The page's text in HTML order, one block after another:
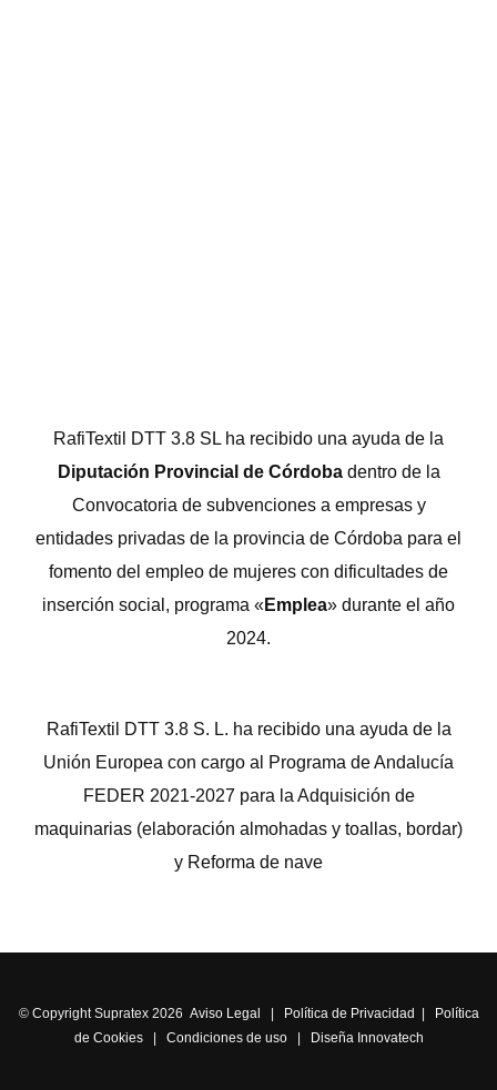
RafiTextil DTT 3.8 SL ha recibido una ayuda de la
Diputación Provincial de Córdobadentro de la
Convocatoria de subvenciones a empresas y
entidades privadas de la provincia de Córdoba para el
fomento del empleo de mujeres con dificultades de
inserción social, programa «Emplea» durante el año
2024.
RafiTextil DTT 3.8 S. L. ha recibido una ayuda de la
Unión Europea con cargo al Programa de Andalucía
FEDER 2021-2027 para la Adquisición de
maquinarias (elaboración almohadas y toallas, bordar)
y Reforma de nave
© Copyright Supratex 2026 Aviso Legal Política de Privacidad
Política
de Cookies| Condiciones de uso| Diseña Innovatech